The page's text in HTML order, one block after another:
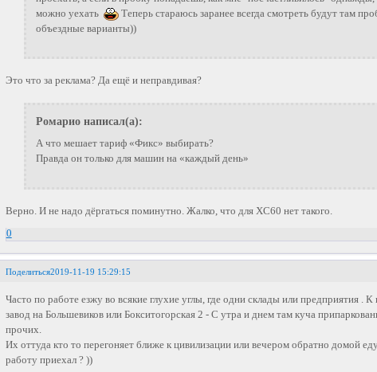
можно уехать
Теперь стараюсь заранее всегда смотреть будут там
объездные варианты))
Это что за реклама? Да ещё и неправдивая?
Ромарио написал(а):
А что мешает тариф «Фикс» выбирать?
Правда он только для машин на «каждый день»
Верно. И не надо дёргаться поминутно. Жалко, что для XC60 нет такого.
0
Поделиться2019-11-19 15:29:15
Часто по работе езжу во всякие глухие углы, где одни склады или предприятия .
завод на Большевиков или Бокситогорская 2 - С утра и днем там куча
прочих.
Их оттуда кто то перегоняет ближе к цивилизации или вечером обратно домой
работу приехал ? ))